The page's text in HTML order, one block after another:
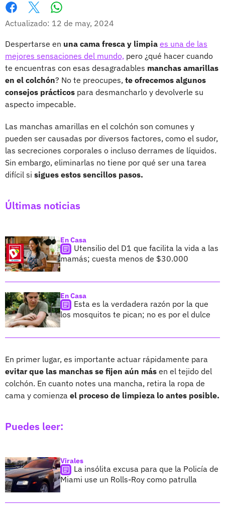
Facebook
X
Actualizado: 12 de may, 2024
Despertarse en una cama fresca y limpia es una de las
mejores sensaciones del mundo, pero ¿qué hacer cuando
te encuentras con esas desagradables manchas amarillas
en el colchón? No te preocupes, te ofrecemos algunos
consejos prácticos para desmancharlo y devolverle su
aspecto impecable.
Las manchas amarillas en el colchón son comunes y
pueden ser causadas por diversos factores, como el sudor,
las secreciones corporales o incluso derrames de líquidos.
Sin embargo, eliminarlas no tiene por qué ser una tarea
difícil si sigues estos sencillos pasos.
Últimas noticias
En Casa
Utensilio del D1 que facilita la vida a las
mamás; cuesta menos de $30.000
En Casa
Esta es la verdadera razón por la que
los mosquitos te pican; no es por el dulce
En primer lugar, es importante actuar rápidamente para
evitar que las manchas se fijen aún más en el tejido del
colchón. En cuanto notes una mancha, retira la ropa de
cama y comienza el proceso de limpieza lo antes posible.
Puedes leer:
Virales
La insólita excusa para que la Policía de
Miami use un Rolls-Roy como patrulla